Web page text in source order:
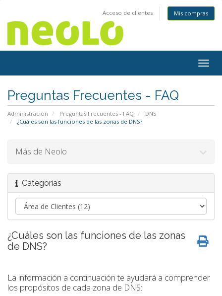
Acceso de clientes Mis compras
Preguntas Frecuentes - FAQ
Administración Preguntas Frecuentes - FAQ
DNS
¿Cuáles son las funciones de las zonas de DNS?
Más de Neolo
Categorías
¿Cuáles son las funciones de las zonas
de DNS?
La información a continuación te ayudará a comprender
los propósitos de cada zona de DNS: